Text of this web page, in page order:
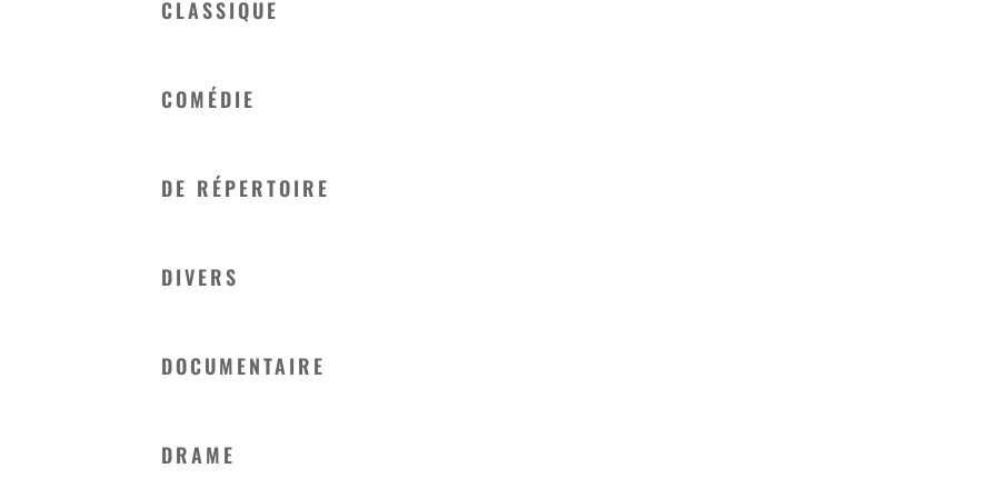
CLASSIQUE
COMÉDIE
DE RÉPERTOIRE
DIVERS
DOCUMENTAIRE
DRAME